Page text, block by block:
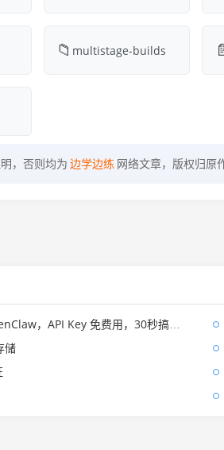
📁 multistage-builds
，否则均为 边学边练 网络文章，版权归原
，API Key 免费用，30秒搞定！
储